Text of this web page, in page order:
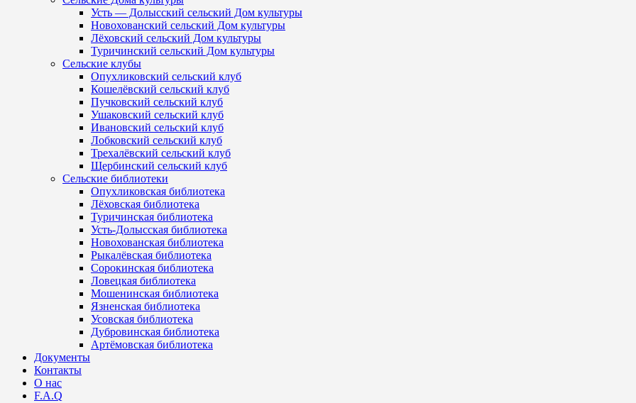
Усть — Долысский сельский Дом культуры
Новохованский сельский Дом культуры
Лёховский сельский Дом культуры
Туричинский сельский Дом культуры
Сельские клубы
Опухликовский сельский клуб
Кошелёвский сельский клуб
Пучковский сельский клуб
Ушаковский сельский клуб
Ивановский сельский клуб
Лобковский сельский клуб
Трехалёвский сельский клуб
Щербинский сельский клуб
Сельские библиотеки
Опухликовская библиотека
Лёховская библиотека
Туричинская библиотека
Усть-Долысская библиотека
Новохованская библиотека
Рыкалёвская библиотека
Сорокинская библиотека
Ловецкая библиотека
Мошенинская библиотека
Язненская библиотека
Усовская библиотека
Дубровинская библиотека
Артёмовская библиотека
Документы
Контакты
О нас
F.A.Q